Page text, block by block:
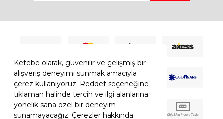
Ketebe olarak, güvenilir ve gelişmiş bir
alışveriş deneyimi sunmak amacıyla
çerez kullanıyoruz. Reddet seçeneğine
tıklaman halinde tercih ve ilgi alanlarına
yönelik sana özel bir deneyim
sunamayacağız. Çerezler hakkında